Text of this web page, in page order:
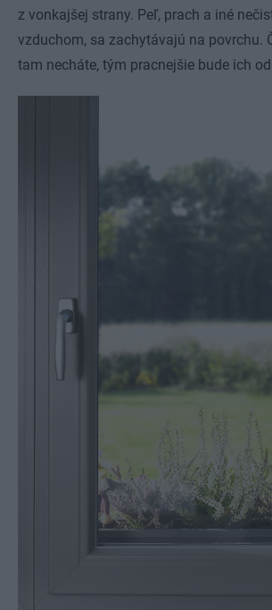
z vonkajšej strany. Peľ, prach a iné
vzduchom, sa zachytávajú na povrchu.
tam necháte, tým pracnejšie bude ich